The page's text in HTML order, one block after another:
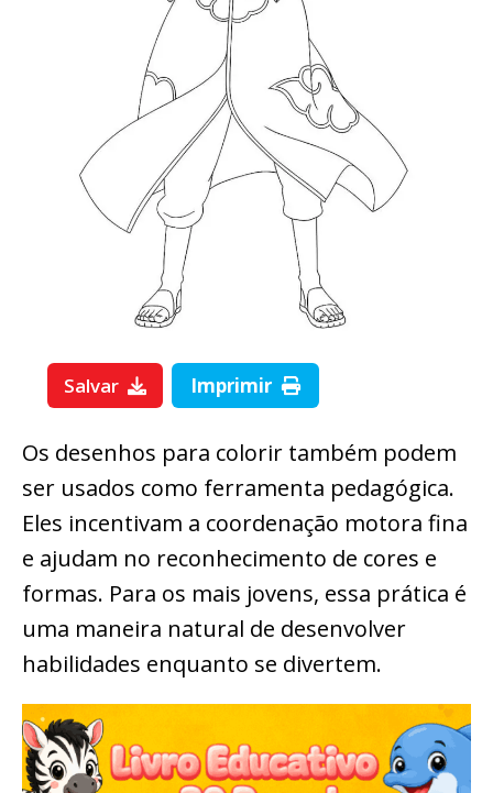
Salvar Imprimir
Os desenhos para colorir também podem
ser usados como ferramenta pedagógica.
Eles incentivam a coordenação motora fina
e ajudam no reconhecimento de cores e
formas. Para os mais jovens, essa prática é
uma maneira natural de desenvolver
habilidades enquanto se divertem.